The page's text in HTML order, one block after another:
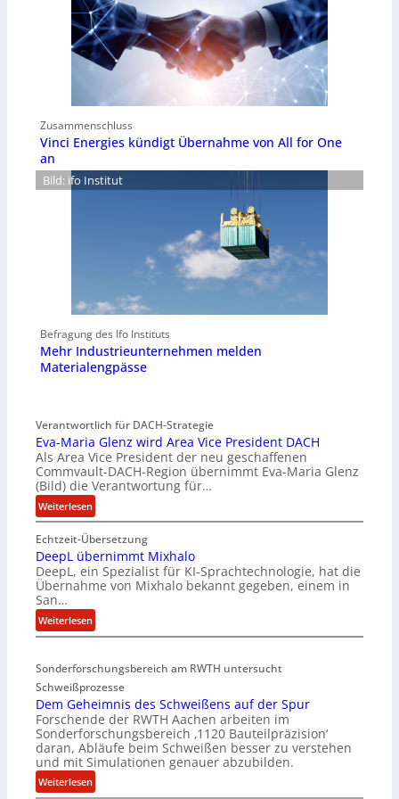
Zusammenschluss
Vinci Energies kündigt Übernahme von All for One
an
Bild: ifo Institut
Befragung des Ifo Instituts
Mehr Industrieunternehmen melden
Materialengpässe
Verantwortlich für DACH-Strategie
Eva-Maria Glenz wird Area Vice President DACH
Als Area Vice President der neu geschaffenen
Commvault-DACH-Region übernimmt Eva-Maria Glenz
(Bild) die Verantwortung für…
Weiterlesen:
E
v
a
-
M
a
r
i
G
l
e
n
z
w
i
r
Echtzeit-Übersetzung
DeepL übernimmt Mixhalo
DeepL, ein Spezialist für KI-Sprachtechnologie, hat die
Übernahme von Mixhalo bekannt gegeben, einem in
San…
Weiterlesen:
D
e
p
L
ü
b
e
r
n
Sonderforschungsbereich am RWTH untersucht
Schweißprozesse
Dem Geheimnis des Schweißens auf der Spur
Forschende der RWTH Aachen arbeiten im
Sonderforschungsbereich ‚1120 Bauteilpräzision‘
daran, Abläufe beim Schweißen besser zu verstehen
und mit Simulationen genauer abzubilden.
Weiterlesen: